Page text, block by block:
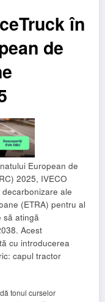
în
de
European de
2025, IVECO
ale
(ETRA) pentru al
să atingă
Acest
cu introducerea
capul tractor